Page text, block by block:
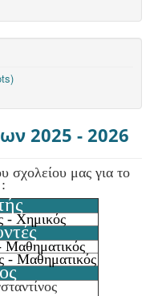
2025 - 2026
σχολείου μας για το
- Χημικός
- Μαθηματικός